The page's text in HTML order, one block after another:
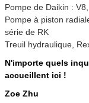
Pompe de Daikin :
Pompe à piston
série de RK
Treuil hydraulique,
N'importe quels
accueillent ici !
Zoe Zhu